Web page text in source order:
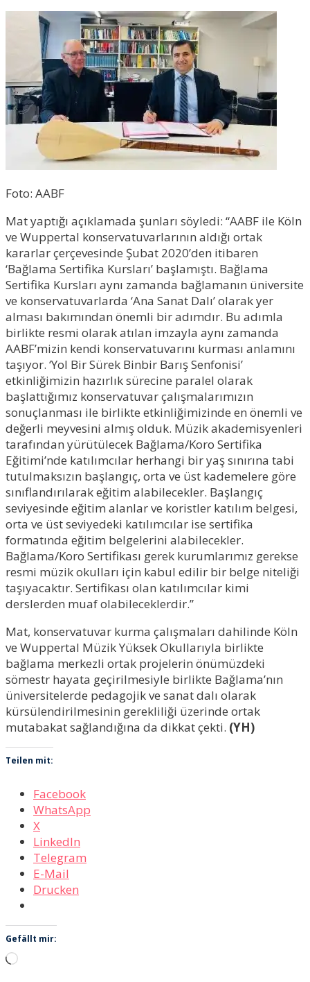
Foto: AABF
Mat yaptığı açıklamada şunları söyledi: “AABF ile Köln
ve Wuppertal konservatuvarlarının aldığı ortak
kararlar çerçevesinde Şubat 2020’den itibaren
‘Bağlama Sertifika Kursları’ başlamıştı. Bağlama
Sertifika Kursları aynı zamanda bağlamanın üniversite
ve konservatuvarlarda ‘Ana Sanat Dalı’ olarak yer
alması bakımından önemli bir adımdır. Bu adımla
birlikte resmi olarak atılan imzayla aynı zamanda
AABF’mizin kendi konservatuvarını kurması anlamını
taşıyor. ‘Yol Bir Sürek Binbir Barış Senfonisi’
etkinliğimizin hazırlık sürecine paralel olarak
başlattığımız konservatuvar çalışmalarımızın
sonuçlanması ile birlikte etkinliğimizinde en önemli ve
değerli meyvesini almış olduk. Müzik akademisyenleri
tarafından yürütülecek Bağlama/Koro Sertifika
Eğitimi’nde katılımcılar herhangi bir yaş sınırına tabi
tutulmaksızın başlangıç, orta ve üst kademelere göre
sınıflandırılarak eğitim alabilecekler. Başlangıç
seviyesinde eğitim alanlar ve koristler katılım belgesi,
orta ve üst seviyedeki katılımcılar ise sertifika
formatında eğitim belgelerini alabilecekler.
Bağlama/Koro Sertifikası gerek kurumlarımız gerekse
resmi müzik okulları için kabul edilir bir belge niteliği
taşıyacaktır. Sertifikası olan katılımcılar kimi
derslerden muaf olabileceklerdir.”
Mat, konservatuvar kurma çalışmaları dahilinde Köln
ve Wuppertal Müzik Yüksek Okullarıyla birlikte
bağlama merkezli ortak projelerin önümüzdeki
sömestr hayata geçirilmesiyle birlikte Bağlama’nın
üniversitelerde pedagojik ve sanat dalı olarak
kürsülendirilmesinin gerekliliği üzerinde ortak
mutabakat sağlandığına da dikkat çekti. (YH)
Teilen mit:
Facebook
WhatsApp
X
LinkedIn
Telegram
E-Mail
Drucken
Gefällt mir:
Wird